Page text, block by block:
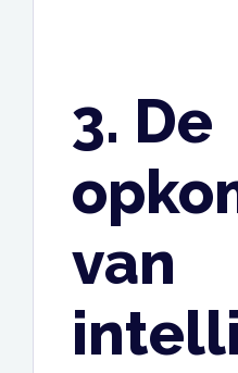
3. De
van